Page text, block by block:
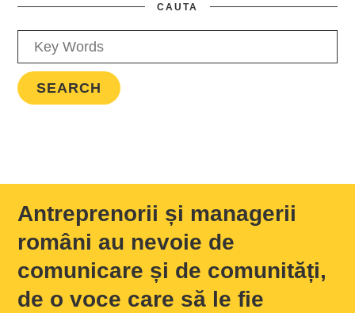
CAUTA
Antreprenorii și managerii
români au nevoie de
comunicare și de comunități,
de o voce care să le fie